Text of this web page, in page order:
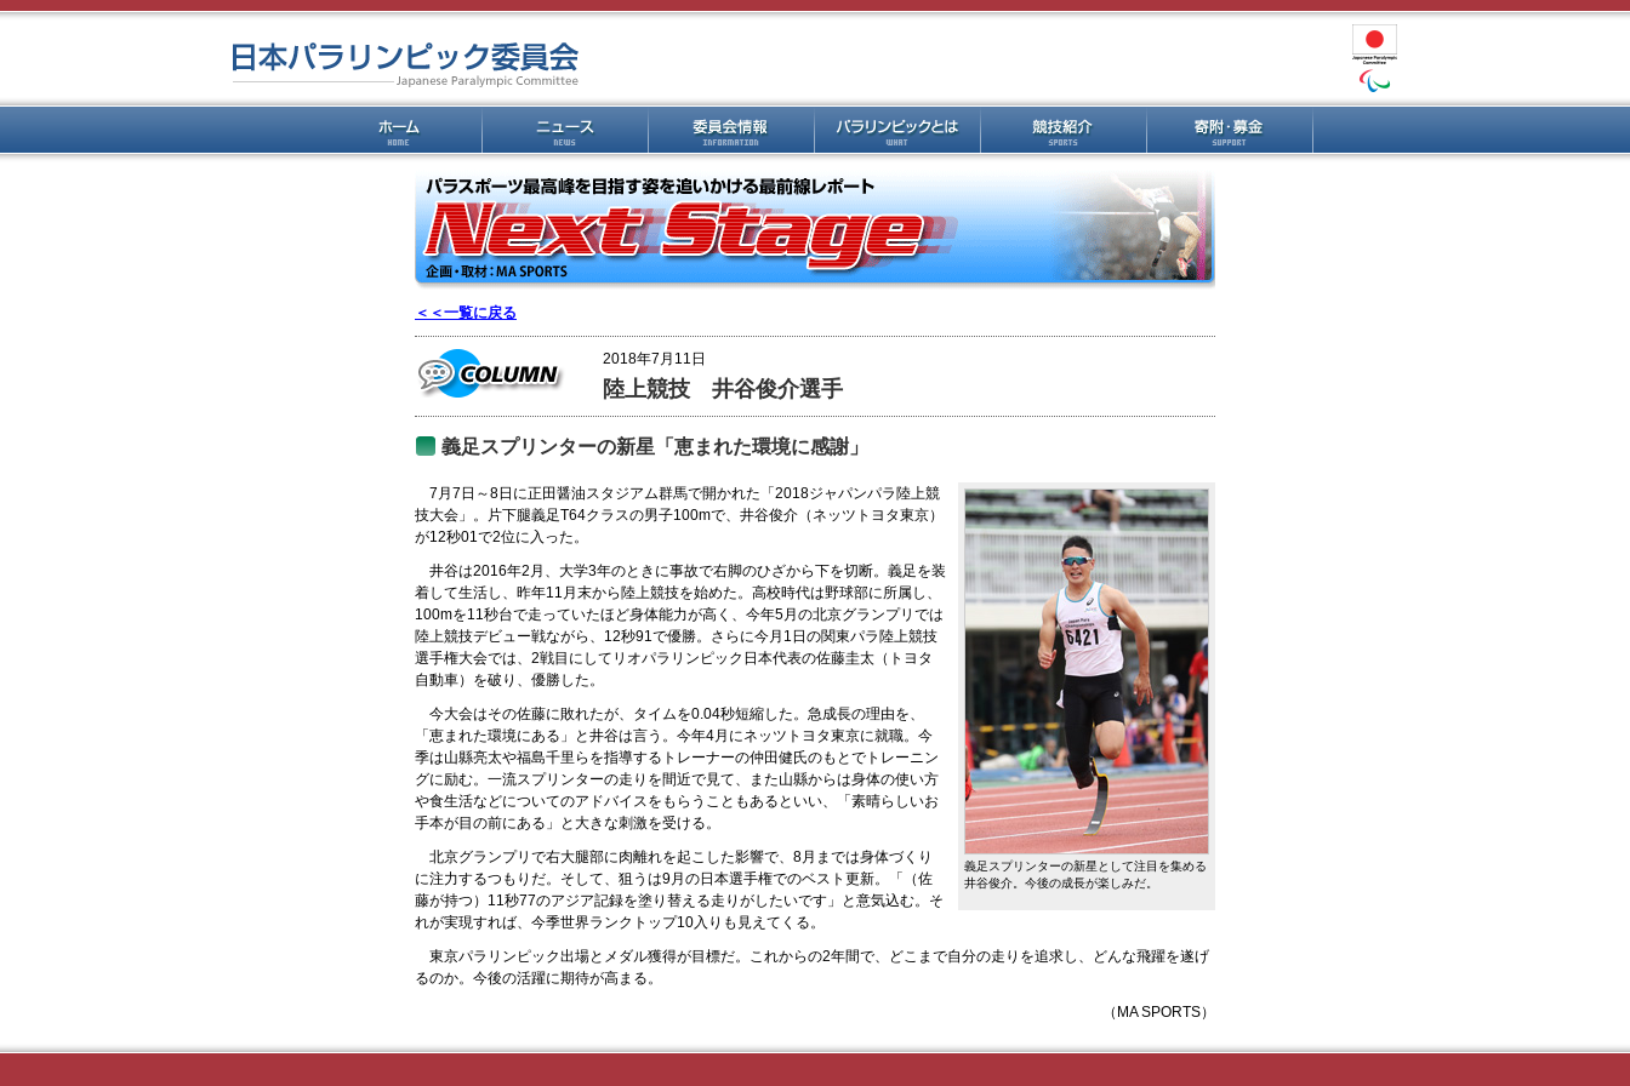
＜＜一覧に戻る
2018年7月11日
陸上競技 井谷俊介選手
義足スプリンターの新星「恵まれた環境に感謝」
義足スプリンターの新星として注目を集める
井谷俊介。今後の成長が楽しみだ。
7月7日～8日に正田醤油スタジアム群馬で開かれた「2018ジャパンパラ陸上競
技大会」。片下腿義足T64クラスの男子100mで、井谷俊介（ネッツトヨタ東京）
が12秒01で2位に入った。
井谷は2016年2月、大学3年のときに事故で右脚のひざから下を切断。義足を装
着して生活し、昨年11月末から陸上競技を始めた。高校時代は野球部に所属し、
100mを11秒台で走っていたほど身体能力が高く、今年5月の北京グランプリでは
陸上競技デビュー戦ながら、12秒91で優勝。さらに今月1日の関東パラ陸上競技
選手権大会では、2戦目にしてリオパラリンピック日本代表の佐藤圭太（トヨタ
自動車）を破り、優勝した。
今大会はその佐藤に敗れたが、タイムを0.04秒短縮した。急成長の理由を、
「恵まれた環境にある」と井谷は言う。今年4月にネッツトヨタ東京に就職。今
季は山縣亮太や福島千里らを指導するトレーナーの仲田健氏のもとでトレーニン
グに励む。一流スプリンターの走りを間近で見て、また山縣からは身体の使い方
や食生活などについてのアドバイスをもらうこともあるといい、「素晴らしいお
手本が目の前にある」と大きな刺激を受ける。
北京グランプリで右大腿部に肉離れを起こした影響で、8月までは身体づくり
に注力するつもりだ。そして、狙うは9月の日本選手権でのベスト更新。「（佐
藤が持つ）11秒77のアジア記録を塗り替える走りがしたいです」と意気込む。そ
れが実現すれば、今季世界ランクトップ10入りも見えてくる。
東京パラリンピック出場とメダル獲得が目標だ。これからの2年間で、どこまで自分の走りを追求し、どんな飛躍を遂げ
るのか。今後の活躍に期待が高まる。
（MA SPORTS）